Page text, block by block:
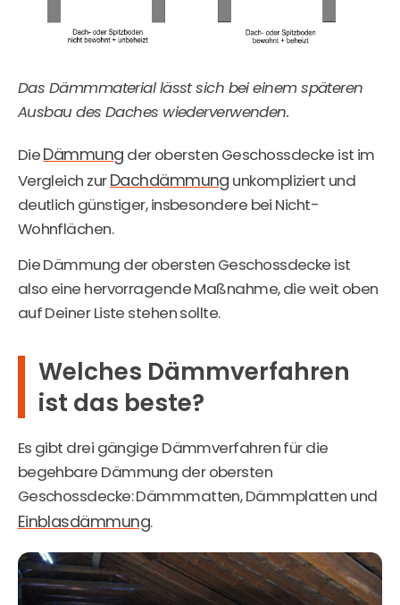
Das Dämmmaterial lässt sich bei einem späteren
Ausbau des Daches wiederverwenden.
DieDämmung der obersten Geschossdecke ist im
Vergleich zurDachdämmung unkompliziert und
deutlich günstiger, insbesondere bei Nicht-
Wohnflächen.
Die Dämmung der obersten Geschossdecke ist
also eine hervorragende Maßnahme, die weit oben
auf Deiner Liste stehen sollte.
Welches Dämmverfahren
ist das beste?
Es gibt drei gängige Dämmverfahren für die
begehbare Dämmung der obersten
Geschossdecke: Dämmmatten, Dämmplatten und
Einblasdämmung.